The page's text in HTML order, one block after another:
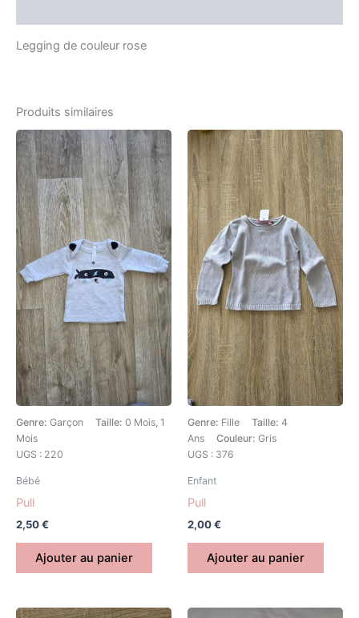
Legging de couleur rose
Produits similaires
Genre: Garçon Taille: 0 Mois, 1
Mois
UGS : 220
Bébé
Pull
2,50€
Ajouter au panier
Genre: Fille Taille: 4
Ans
Couleur: Gris
UGS : 376
Enfant
Pull
2,00€
Ajouter au panier